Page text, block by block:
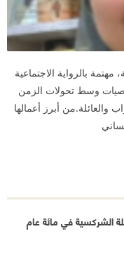
مهتمة بالرواية الاجتماعية
وسط تحولات الزمن
والعائلة.من أبرز أعمالها
الشركسية في مائة عام